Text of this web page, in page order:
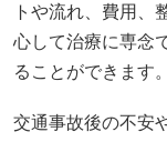
トや流れ、費用、
心して治療に専念
ることができます。
交通事故後の不安